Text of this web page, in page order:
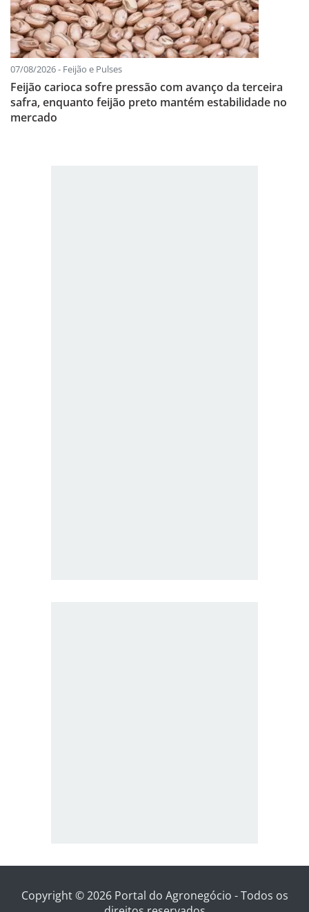
07/08/2026 - Feijão e Pulses
Feijão carioca sofre pressão com avanço da terceira
safra, enquanto feijão preto mantém estabilidade no
mercado
Copyright © 2026 Portal do Agronegócio - Todos os